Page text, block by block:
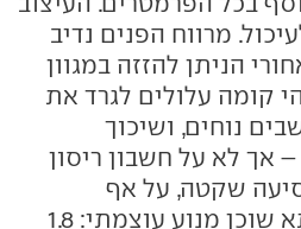
מרווח הפנים נדיב
הניתן להזזה במגוון
קומה עלולים לגרד את
נוחים, ושיכוך
אך לא על חשבון ריסון
שקטה, על אף
שבחרטומה של הדלתא שוכן מנוע עוצמתי: 1.8